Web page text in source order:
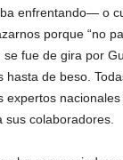
enfrentando— o
porque “no
fue de gira por
hasta de beso.
expertos
sus colaboradores.